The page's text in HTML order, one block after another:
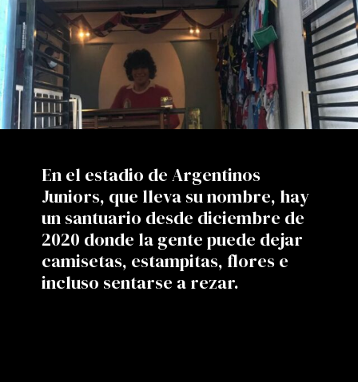
En el estadio de Argentinos
Juniors, que lleva su nombre, hay
un santuario desde diciembre de
2020 donde la gente puede dejar
camisetas, estampitas, flores e
incluso sentarse a rezar.